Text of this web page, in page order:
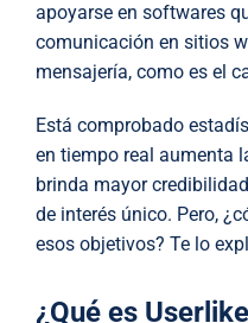
apoyarse en softwares
comunicación en sitios
mensajería, como es el
Está comprobado
en tiempo real aumenta
brinda mayor
de interés único. Pero,
esos objetivos? Te lo
¿Qué es